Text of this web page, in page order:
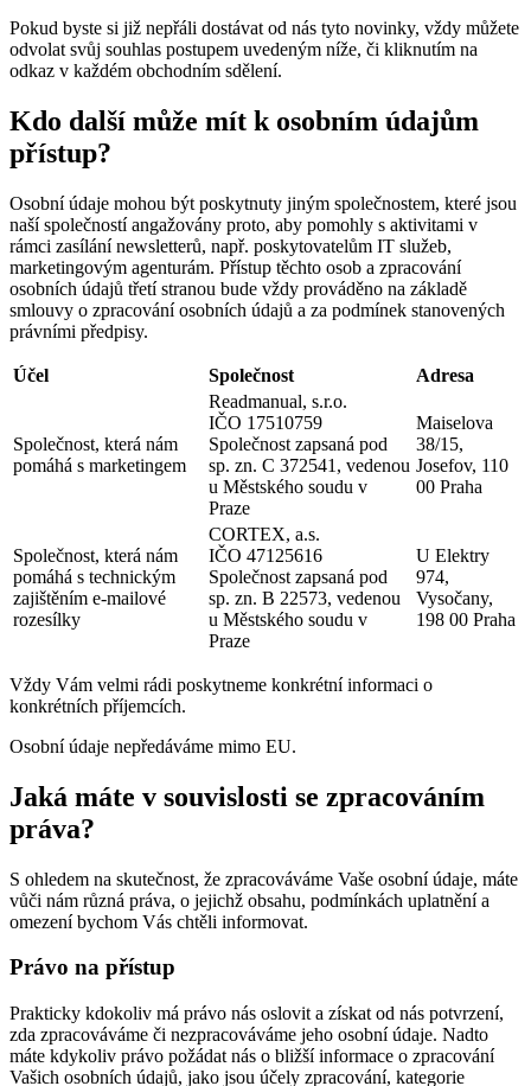
Pokud byste si již nepřáli dostávat od nás tyto novinky, vždy můžete
odvolat svůj souhlas postupem uvedeným níže, či kliknutím na
odkaz v každém obchodním sdělení.
Kdo další může mít k osobním údajům
přístup?
Osobní údaje mohou být poskytnuty jiným společnostem, které jsou
naší společností angažovány proto, aby pomohly s aktivitami v
rámci zasílání newsletterů, např. poskytovatelům IT služeb,
marketingovým agenturám. Přístup těchto osob a zpracování
osobních údajů třetí stranou bude vždy prováděno na základě
smlouvy o zpracování osobních údajů a za podmínek stanovených
právními předpisy.
Účel Společnost Adresa
Společnost, která nám
pomáhá s marketingem
Readmanual, s.r.o.
IČO 17510759
Společnost zapsaná pod
sp. zn. C 372541, vedenou
u Městského soudu v
Praze
Maiselova
38/15,
Josefov, 110
00 Praha
Společnost, která nám
pomáhá s technickým
zajištěním e-mailové
rozesílky
CORTEX, a.s.
IČO 47125616
Společnost zapsaná pod
sp. zn. B 22573, vedenou
u Městského soudu v
Praze
U Elektry
974,
Vysočany,
198 00 Praha
Vždy Vám velmi rádi poskytneme konkrétní informaci o
konkrétních příjemcích.
Osobní údaje nepředáváme mimo EU.
Jaká máte v souvislosti se zpracováním
práva?
S ohledem na skutečnost, že zpracováváme Vaše osobní údaje, máte
vůči nám různá práva, o jejichž obsahu, podmínkách uplatnění a
omezení bychom Vás chtěli informovat.
Právo na přístup
Prakticky kdokoliv má právo nás oslovit a získat od nás potvrzení,
zda zpracováváme či nezpracováváme jeho osobní údaje. Nadto
máte kdykoliv právo požádat nás o bližší informace o zpracování
Vašich osobních údajů, jako jsou účely zpracování, kategorie